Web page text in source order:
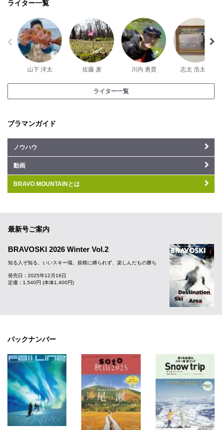
ライター一覧
山下 洋太 佐藤 麦 川内 勇貴 志太 浩太郎
ライター一覧
ブラマンガイド
ノウハウ
動画
BRAVO MOUNTAINとは
最新号ご案内
BRAVOSKI 2026 Winter Vol.2
知る人ぞ知る、いいスキー場。規模に縛られず、楽しんだもの勝ち
発売日：2025年12月16日
定価：1,540円 (本体1,400円)
バックナンバー